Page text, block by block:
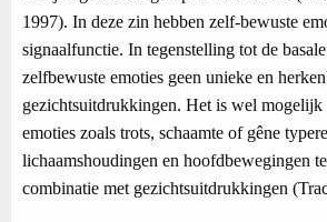
1997). In deze zin hebben zelf-bewuste
signaalfunctie. In tegenstelling tot de
zelfbewuste emoties geen unieke en
gezichtsuitdrukkingen. Het is wel mogelijk
emoties zoals trots, schaamte of gêne
lichaamshoudingen en hoofdbewegingen
combinatie met gezichtsuitdrukkingen